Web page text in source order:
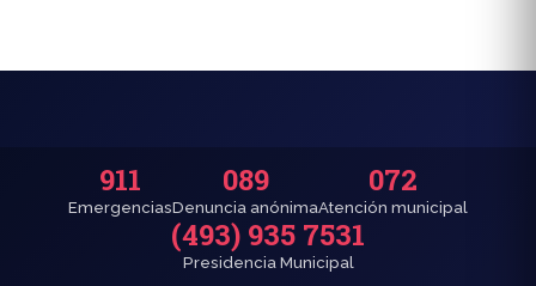
911
Emergencias
089
Denuncia anónima
072
Atención municipal
(493) 935 7531
Presidencia Municipal